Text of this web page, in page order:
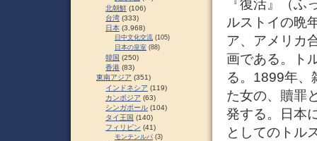
『復活』（
ルストイの晩
ア、アメリカ
画である。ト
る。1899年、
た女の、贖罪
発する。日本
としてのトル
北朝鮮 (106)
台湾 (333)
日本 (3,968)
日中文化交流 (105)
日本の皇室 (88)
韓国 (250)
香港 (83)
東南アジア (351)
インドネシア (119)
カンボジア (63)
シンガポール (104)
タイ王国 (140)
フィリピン (41)
モンテンルパ (3)